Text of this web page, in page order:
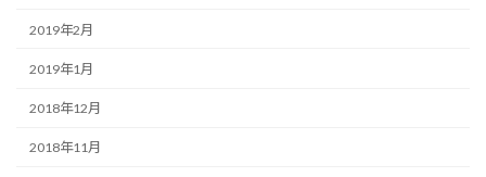
2019年2月
2019年1月
2018年12月
2018年11月